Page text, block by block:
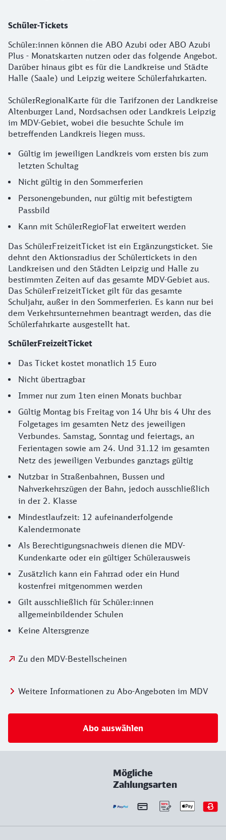
Schüler-Tickets
Schüler:innen können die ABO Azubi oder ABO Azubi
Plus - Monatskarten nutzen oder das folgende Angebot.
Darüber hinaus gibt es für die Landkreise und Städte
Halle (Saale) und Leipzig weitere Schülerfahrkarten.
SchülerRegionalKarte für die Tarifzonen der Landkreise
Altenburger Land, Nordsachsen oder Landkreis Leipzig
im MDV-Gebiet, wobei die besuchte Schule im
betreffenden Landkreis liegen muss.
Gültig im jeweiligen Landkreis vom ersten bis zum
letzten Schultag
Nicht gültig in den Sommerferien
Personengebunden, nur gültig mit befestigtem
Passbild
Kann mit SchülerRegioFlat erweitert werden
Das SchülerFreizeitTicket ist ein Ergänzungsticket. Sie
dehnt den Aktionsradius der Schülertickets in den
Landkreisen und den Städten Leipzig und Halle zu
bestimmten Zeiten auf das gesamte MDV-Gebiet aus.
Das SchülerFreizeitTicket gilt für das gesamte
Schuljahr, außer in den Sommerferien. Es kann nur bei
dem Verkehrsunternehmen beantragt werden, das die
Schülerfahrkarte ausgestellt hat.
SchülerFreizeitTicket
Das Ticket kostet monatlich 15 Euro
Nicht übertragbar
Immer nur zum 1ten einen Monats buchbar
Gültig Montag bis Freitag von 14 Uhr bis 4 Uhr des
Folgetages im gesamten Netz des jeweiligen
Verbundes. Samstag, Sonntag und feiertags, an
Ferientagen sowie am 24. Und 31.12 im gesamten
Netz des jeweiligen Verbundes ganztags gültig
Nutzbar in Straßenbahnen, Bussen und
Nahverkehrszügen der Bahn, jedoch ausschließlich
in der 2. Klasse
Mindestlaufzeit: 12 aufeinanderfolgende
Kalendermonate
Als Berechtigungsnachweis dienen die MDV-
Kundenkarte oder ein gültiger Schülerausweis
Zusätzlich kann ein Fahrrad oder ein Hund
kostenfrei mitgenommen werden
Gilt ausschließlich für Schüler:innen
allgemeinbildender Schulen
Keine Altersgrenze
Zu den MDV-Bestellscheinen
Weitere Informationen zu Abo-Angeboten im MDV
Abo auswählen
Mögliche
Zahlungsarten